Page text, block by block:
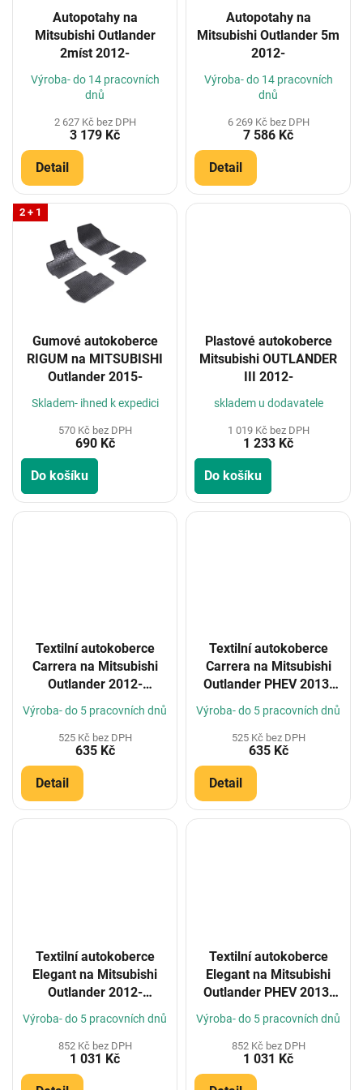
Autopotahy na
Mitsubishi Outlander
2míst 2012-
Výroba- do 14 pracovních
dnů
2 627 Kč bez DPH
3 179 Kč
Detail
Autopotahy na
Mitsubishi Outlander 5m
2012-
Výroba- do 14 pracovních
dnů
6 269 Kč bez DPH
7 586 Kč
Detail
2 + 1
Gumové autokoberce
RIGUM na MITSUBISHI
Outlander 2015-
Skladem- ihned k expedici
570 Kč bez DPH
690 Kč
Do košíku
Plastové autokoberce
Mitsubishi OUTLANDER
III 2012-
skladem u dodavatele
1 019 Kč bez DPH
1 233 Kč
Do košíku
Textilní autokoberce
Carrera na Mitsubishi
Outlander 2012-
(Konfigurátor)
Výroba- do 5 pracovních dnů
525 Kč bez DPH
635 Kč
Detail
Textilní autokoberce
Carrera na Mitsubishi
Outlander PHEV 2013-
5m (Konfigurátor)
Výroba- do 5 pracovních dnů
525 Kč bez DPH
635 Kč
Detail
Textilní autokoberce
Elegant na Mitsubishi
Outlander 2012-
(Konfigurátor)
Výroba- do 5 pracovních dnů
852 Kč bez DPH
1 031 Kč
Textilní autokoberce
Elegant na Mitsubishi
Outlander PHEV 2013-
5m (Konfigurátor)
Výroba- do 5 pracovních dnů
852 Kč bez DPH
1 031 Kč